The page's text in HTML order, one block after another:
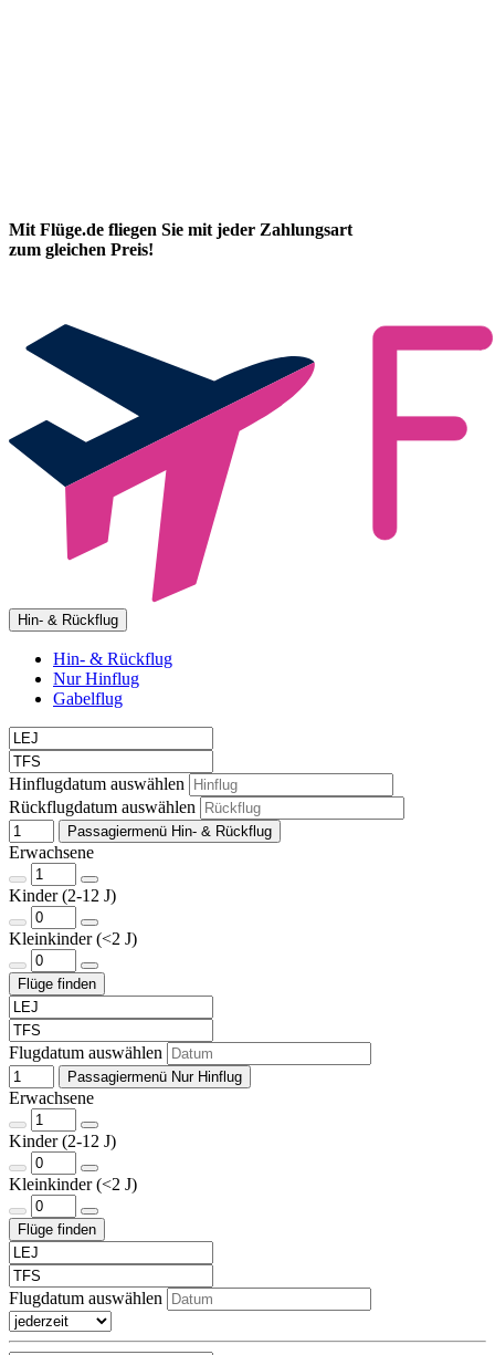
Mit Flüge.de fliegen Sie mit jeder Zahlungsart
zum gleichen Preis!
Hin- & Rückflug
Hin- & Rückflug
Nur Hinflug
Gabelflug
Hinflugdatum auswählen
Rückflugdatum auswählen
Passagiermenü Hin- & Rückflug
Erwachsene
Kinder (2-12 J)
Kleinkinder (<2 J)
Flugdatum auswählen
Passagiermenü Nur Hinflug
Erwachsene
Kinder (2-12 J)
Kleinkinder (<2 J)
Flugdatum auswählen